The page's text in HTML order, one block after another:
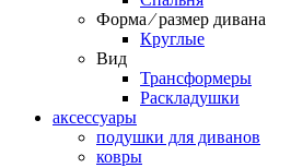
Форма ⁄ размер дивана
Круглые
Вид
Трансформеры
Раскладушки
аксессуары
подушки для диванов
ковры